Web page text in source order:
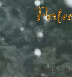
XMAS